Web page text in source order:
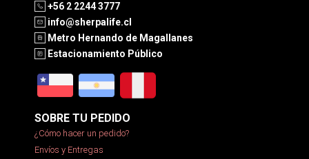
+56 2 2244 3777
info@sherpalife.cl
Metro Hernando de Magallanes
Estacionamiento Público
SOBRE TU PEDIDO
¿Cómo hacer un pedido?
Envíos y Entregas